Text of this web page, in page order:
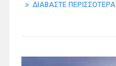
ΔΙΑΒΑΣΤΕ ΠΕΡΙΣΣΟΤΕΡΑ